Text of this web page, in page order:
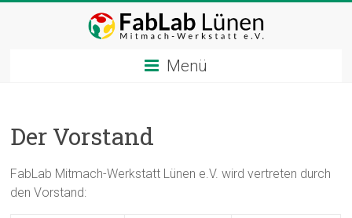
Menü
Der Vorstand
FabLab Mitmach-Werkstatt Lünen e.V. wird vertreten durch
den Vorstand: